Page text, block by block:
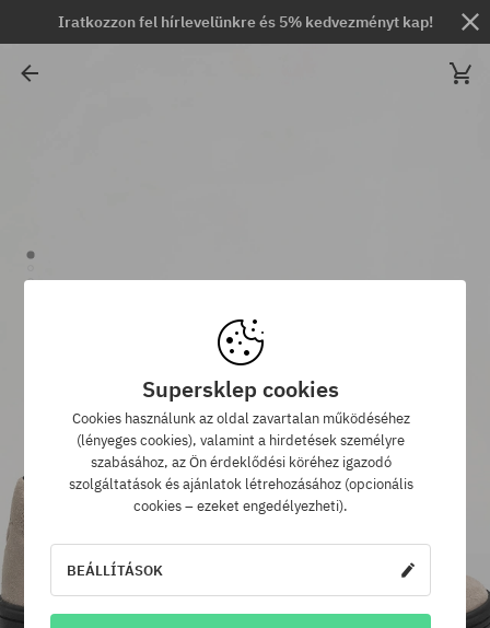
Iratkozzon fel hírlevelünkre és 5% kedvezményt kap!
Supersklep cookies
Cookies használunk az oldal zavartalan működéséhez
(lényeges cookies), valamint a hirdetések személyre
szabásához, az Ön érdeklődési köréhez igazodó
szolgáltatások és ajánlatok létrehozásához (opcionális
cookies – ezeket engedélyezheti).
BEÁLLÍTÁSOK